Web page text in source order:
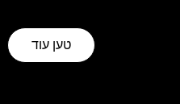
טען עוד